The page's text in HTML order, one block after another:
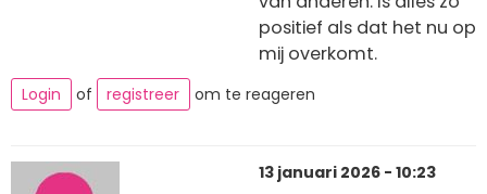
positief als dat het nu op
mij overkomt.
Login of registreer om te reageren
13 januari 2026 - 10:23